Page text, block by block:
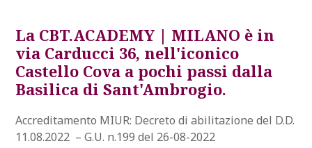
La CBT.ACADEMY | MILANO è in
via Carducci 36, nell'iconico
Castello Cova a pochi passi dalla
Basilica di Sant'Ambrogio.
Accreditamento MIUR: Decreto di abilitazione del D.D.
11.08.2022 – G.U. n.199 del 26-08-2022